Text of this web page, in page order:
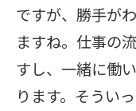
ですが、勝手が
ますね。仕事の
すし、一緒に働
ります。そうい